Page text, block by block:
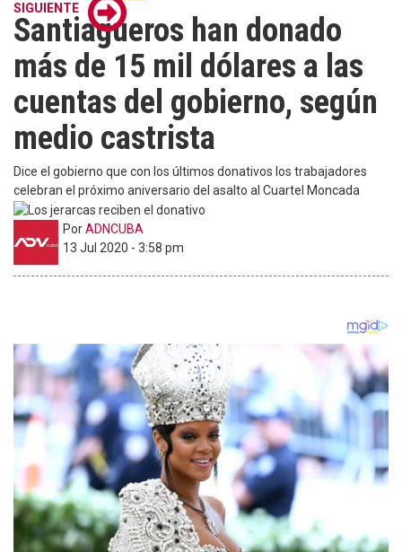
SIGUIENTE
Santiagueros han donado
más de 15 mil dólares a las
cuentas del gobierno, según
medio castrista
Dice el gobierno que con los últimos donativos los trabajadores
celebran el próximo aniversario del asalto al Cuartel Moncada
PorADNCUBA
13 Jul 2020 - 3:58 pm